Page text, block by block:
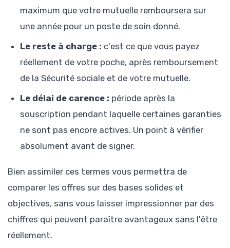
maximum que votre mutuelle remboursera sur
une année pour un poste de soin donné.
Le reste à charge : c'est ce que vous payez
réellement de votre poche, après remboursement
de la Sécurité sociale et de votre mutuelle.
Le délai de carence : période après la
souscription pendant laquelle certaines garanties
ne sont pas encore actives. Un point à vérifier
absolument avant de signer.
Bien assimiler ces termes vous permettra de
comparer les offres sur des bases solides et
objectives, sans vous laisser impressionner par des
chiffres qui peuvent paraître avantageux sans l'être
réellement.